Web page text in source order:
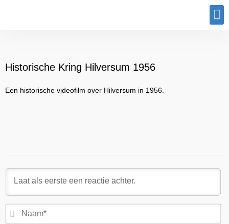
Historische Kring Hilversum 1956
Een historische videofilm over Hilversum in 1956.